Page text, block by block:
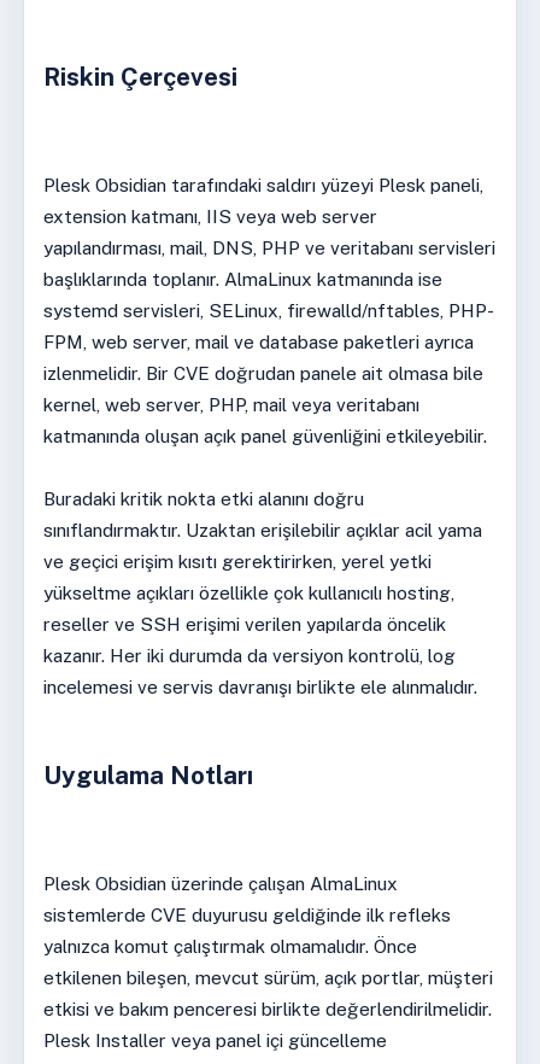
Riskin Çerçevesi
Plesk Obsidian tarafındaki saldırı yüzeyi Plesk paneli,
extension katmanı, IIS veya web server
yapılandırması, mail, DNS, PHP ve veritabanı servisleri
başlıklarında toplanır. AlmaLinux katmanında ise
systemd servisleri, SELinux, firewalld/nftables, PHP-
FPM, web server, mail ve database paketleri ayrıca
izlenmelidir. Bir CVE doğrudan panele ait olmasa bile
kernel, web server, PHP, mail veya veritabanı
katmanında oluşan açık panel güvenliğini etkileyebilir.
Buradaki kritik nokta etki alanını doğru
sınıflandırmaktır. Uzaktan erişilebilir açıklar acil yama
ve geçici erişim kısıtı gerektirirken, yerel yetki
yükseltme açıkları özellikle çok kullanıcılı hosting,
reseller ve SSH erişimi verilen yapılarda öncelik
kazanır. Her iki durumda da versiyon kontrolü, log
incelemesi ve servis davranışı birlikte ele alınmalıdır.
Uygulama Notları
Plesk Obsidian üzerinde çalışan AlmaLinux
sistemlerde CVE duyurusu geldiğinde ilk refleks
yalnızca komut çalıştırmak olmamalıdır. Önce
etkilenen bileşen, mevcut sürüm, açık portlar, müşteri
etkisi ve bakım penceresi birlikte değerlendirilmelidir.
Plesk Installer veya panel içi güncelleme